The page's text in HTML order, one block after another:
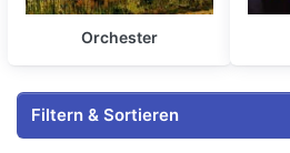
Orchester
Filtern & Sortieren